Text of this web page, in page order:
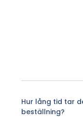
Hur lång tid tar
beställning?